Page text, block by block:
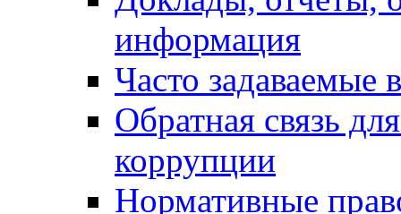
информация
Часто задаваемые
Обратная связь
коррупции
Нормативные